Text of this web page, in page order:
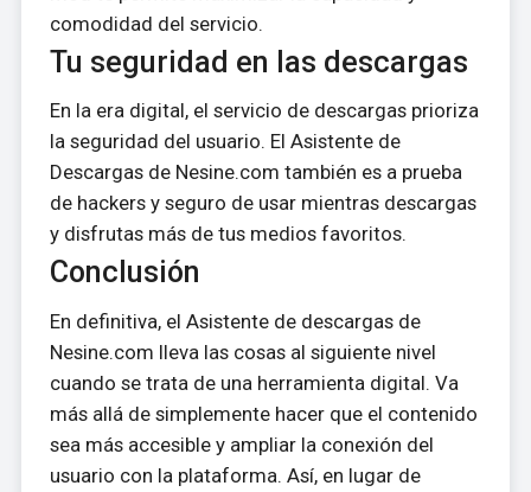
comodidad del servicio.
Tu seguridad en las descargas
En la era digital, el servicio de descargas prioriza
la seguridad del usuario. El Asistente de
Descargas de Nesine.com también es a prueba
de hackers y seguro de usar mientras descargas
y disfrutas más de tus medios favoritos.
Conclusión
En definitiva, el Asistente de descargas de
Nesine.com lleva las cosas al siguiente nivel
cuando se trata de una herramienta digital. Va
más allá de simplemente hacer que el contenido
sea más accesible y ampliar la conexión del
usuario con la plataforma. Así, en lugar de